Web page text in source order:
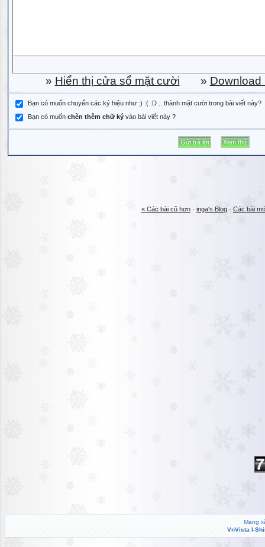
» Hiển thị cửa sổ mặt cười » Download
Bạn có muốn chuyển các ký hiệu như :) :( :D ...thành mặt cười trong bài viết này?
Bạn có muốn chèn thêm chữ ký vào bài viết này ?
« Các bài cũ hơn · inga's Blog · Các bài
Mạng
VnVista I-